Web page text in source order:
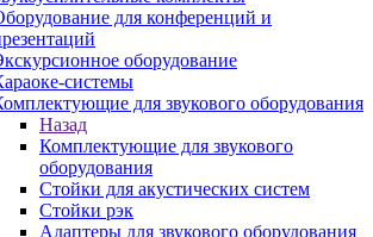
для конференций и
оборудование
системы
для звукового оборудования
Назад
Комплектующие для звукового
оборудования
Стойки для акустических систем
Стойки рэк
Адаптеры для звукового оборудования